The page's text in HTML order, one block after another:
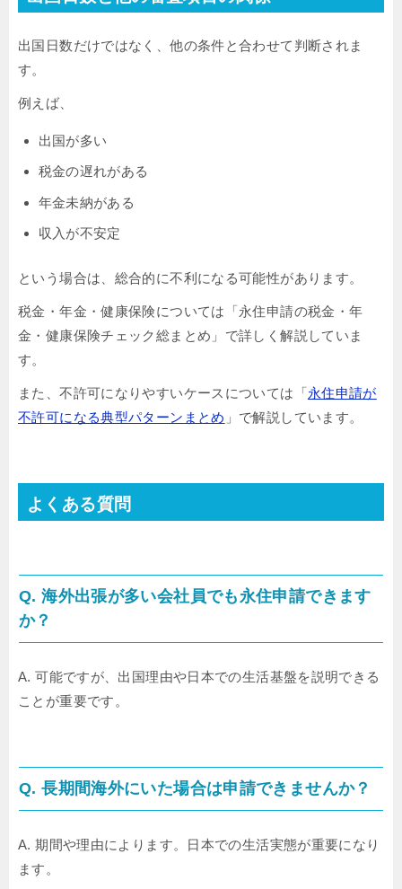
出国日数だけではなく、他の条件と合わせて判断されま
す。
例えば、
出国が多い
税金の遅れがある
年金未納がある
収入が不安定
という場合は、総合的に不利になる可能性があります。
税金・年金・健康保険については「永住申請の税金・年
金・健康保険チェック総まとめ」で詳しく解説していま
す。
また、不許可になりやすいケースについては「永住申請が
不許可になる典型パターンまとめ 」で解説しています。
よくある質問
Q. 海外出張が多い会社員でも永住申請できます
か？
A. 可能ですが、出国理由や日本での生活基盤を説明できる
ことが重要です。
Q. 長期間海外にいた場合は申請できませんか？
A. 期間や理由によります。日本での生活実態が重要になり
ます。